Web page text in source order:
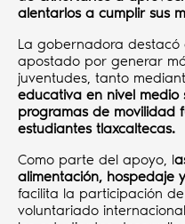
alentarlos a cumplir sus
La gobernadora destacó
apostado por generar
juventudes, tanto
educativa en nivel medio
programas de movilidad
estudiantes tlaxcaltecas.
Como parte del apoyo, l
alimentación, hospedaje
facilita la participación
voluntariado